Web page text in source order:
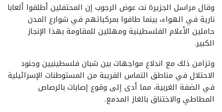
وقال مراسل الجزيرة نت عوض الرجوب إن المحتفلين أطلقوا ألعابا
نارية في الهواء، بينما طافوا بمركباتهم في شوارع المدن
حاملين الأعلام الفلسطينية ومهللين للمقاومة بهذا الإنجاز
الكبير.
وتزامن ذلك مع اندلاع مواجهات بين شبان فلسطينيين وجنود
الاحتلال في مناطق التماس القريبة من المستوطنات الإسرائيلية
في الضفة الغربية، مما أدى إلى وقوع إصابات بالرصاص
المطاطي والاختناق بالغاز المدمع.